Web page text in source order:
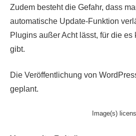
Zudem besteht die Gefahr, dass
automatische Update-Funktion
Plugins außer Acht lässt, für die es
gibt.
Die Veröffentlichung von
geplant.
Image(s)